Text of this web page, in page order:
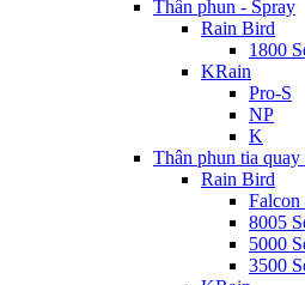
Thân phun - Spray
Rain Bird
1800
KRain
Pro-S
NP
K
Thân phun tia
Rain Bird
Falcon
8005
5000
3500